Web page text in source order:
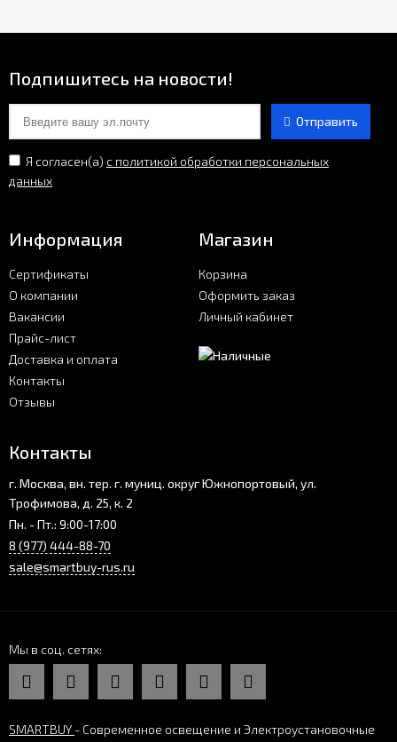
Подпишитесь на новости!
Отправить
Я согласен(a) с политикой обработки персональных
данных
Информация
Сертификаты
О компании
Вакансии
Прайс-лист
Доставка и оплата
Контакты
Отзывы
Магазин
Корзина
Оформить заказ
Личный кабинет
Контакты
г. Москва, вн. тер. г. муниц. округ Южнопортовый, ул.
Трофимова, д. 25, к. 2
Пн. - Пт.: 9:00-17:00
8 (977) 444-88-70
sale@smartbuy-rus.ru
Мы в соц. сетях
SMARTBUY - Современное освещение и Электроустановочные